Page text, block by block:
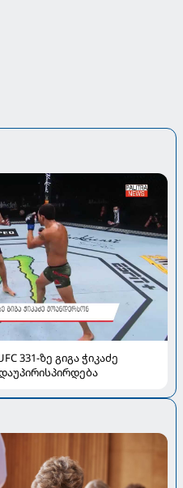
331-ზე გიგა ჭიკაძე